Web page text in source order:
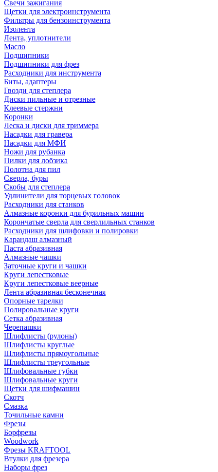
Свечи зажигания
Щетки для электроинструмента
Фильтры для бензоинструмента
Изолента
Лента, уплотнители
Масло
Подшипники
Подшипники для фрез
Расходники для инструмента
Биты, адаптеры
Гвозди для степлера
Диски пильные и отрезные
Клеевые стержни
Коронки
Леска и диски для триммера
Насадки для гравера
Насадки для МФИ
Ножи для рубанка
Пилки для лобзика
Полотна для пил
Сверла, буры
Скобы для степлера
Удлинители для торцевых головок
Расходники для станков
Алмазные коронки для бурильных машин
Корончатые сверла для сверлильных станков
Расходники для шлифовки и полировки
Карандаш алмазный
Паста абразивная
Алмазные чашки
Заточные круги и чашки
Круги лепестковые
Круги лепестковые веерные
Лента абразивная бесконечная
Опорные тарелки
Полировальные круги
Сетка абразивная
Черепашки
Шлифлисты (рулоны)
Шлифлисты круглые
Шлифлисты прямоугольные
Шлифлисты треугольные
Шлифовальные губки
Шлифовальные круги
Щетки для шифмашин
Скотч
Смазка
Точильные камни
Фрезы
Борфрезы
Woodwork
Фрезы KRAFTOOL
Втулки для фрезера
Наборы фрез